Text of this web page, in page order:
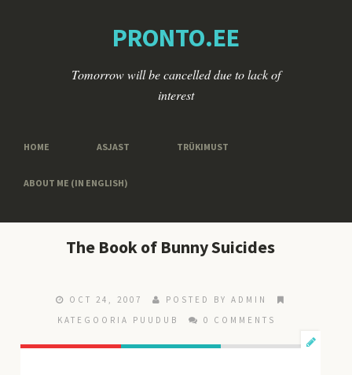
PRONTO.EE
Tomorrow will be cancelled due to lack of
interest
HOME ASJAST TRÜKIMUST
ABOUT ME (IN ENGLISH)
The Book of Bunny Suicides
OCT 24, 2007
POSTED BY ADMIN
KATEGOORIA PUUDUB
0 COMMENTS